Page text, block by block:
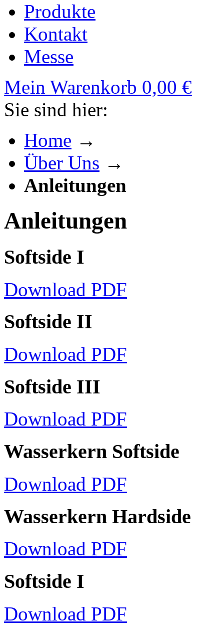
Produkte
Kontakt
Messe
Mein Warenkorb 0,00 €
Sie sind hier:
Home →
Über Uns →
Anleitungen
Anleitungen
Softside I
Download PDF
Softside II
Download PDF
Softside III
Download PDF
Wasserkern Softside
Download PDF
Wasserkern Hardside
Download PDF
Softside I
Download PDF